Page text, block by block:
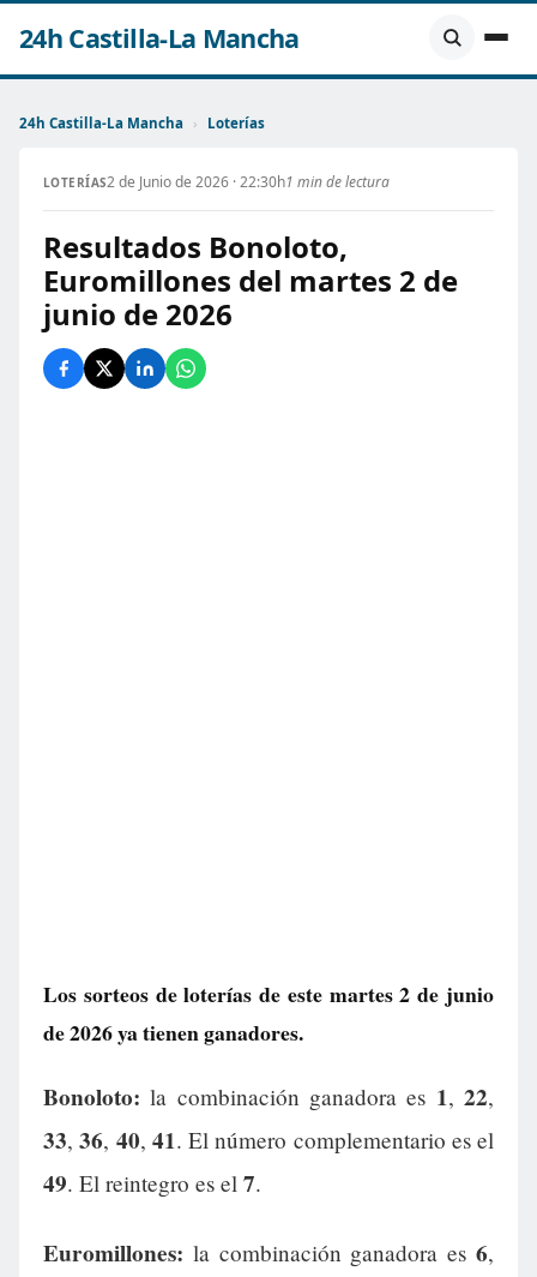
24h Castilla-La Mancha
24h Castilla-La Mancha › Loterías
LOTERÍAS2 de Junio de 2026 · 22:30h1 min de lectura
Resultados Bonoloto,
Euromillones del martes 2 de
junio de 2026
Los sorteos de loterías de este martes 2 de junio
de 2026 ya tienen ganadores.
Bonoloto: la combinación ganadora es 1,22,
33,36, 40, 41. El número complementario es el
49. El reintegro es el 7.
Euromillones: la combinación ganadora es 6,